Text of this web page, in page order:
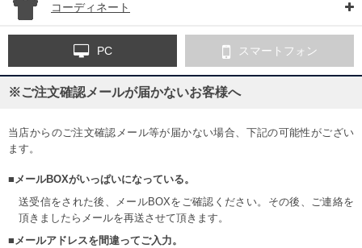
コーディネート
PC スマートフォン
※ご注文確認メールが届かないお客様へ
当店からのご注文確認メール等が届かない場合、下記の可能性がござい
ます。
■メールBOXがいっぱいになっている。
送受信をされた後、メールBOXをご確認ください。その後、ご連絡を
頂きましたらメールを再送させて頂きます。
■メールアドレスを間違ってご入力。